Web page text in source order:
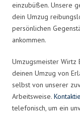
einzubüßen. Unsere
dein Umzug
persönlichen
ankommen.
Umzugsmeister Wirtz
deinen Umzug von
selbst von unserer
Arbeitsweise.
telefonisch, um ein